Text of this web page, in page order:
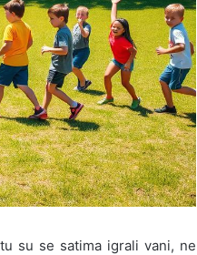
su se satima igrali vani, ne